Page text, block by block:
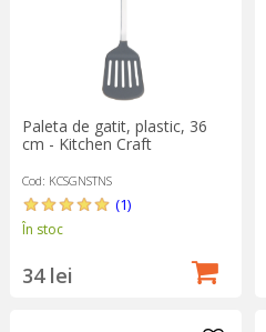
Paleta de gatit, plastic, 36
cm - Kitchen Craft
Cod: KCSGNSTNS
(1)
În stoc
34 lei